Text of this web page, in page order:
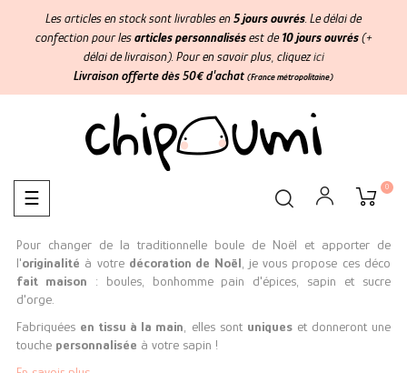
Les articles en stock sont livrables en5 jours ouvrés . Le délai de
confection pour lesarticles personnalisésest de10 jours ouvrés(+
délai de livraison). Pour en savoir plus, cliquezici
Livraison offerte dès 50€ d'achat (France métropolitaine)
Basculer
la
☰
0
Pour changer de la traditionnelle boule de Noël et apporter de
l'originalité à votre décoration de Noël , je vous propose ces déco
fait maison : boules, bonhomme pain d'épices, sapin et sucre
d'orge.
Fabriquées en tissu à la main , elles sont uniqueset donneront une
touche personnalisée à votre sapin !